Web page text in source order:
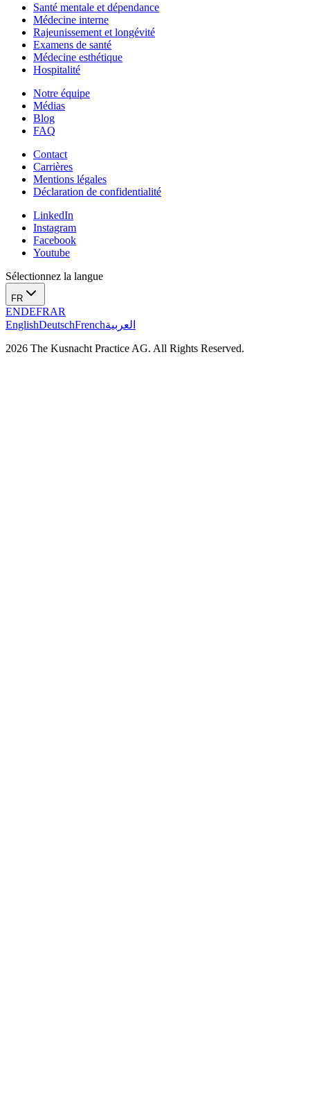
Santé mentale et dépendance
Médecine interne
Rajeunissement et longévité
Examens de santé
Médecine esthétique
Hospitalité
Notre équipe‌
Médias
Blog
FAQ
Contact
Carrières
Mentions légales
Déclaration de confidentialité
LinkedIn
Instagram
Facebook
Youtube
Sélectionnez la langue
FR
ENDEFRAR
EnglishDeutschFrenchالعربية
2026 The Kusnacht Practice AG. All Rights Reserved.